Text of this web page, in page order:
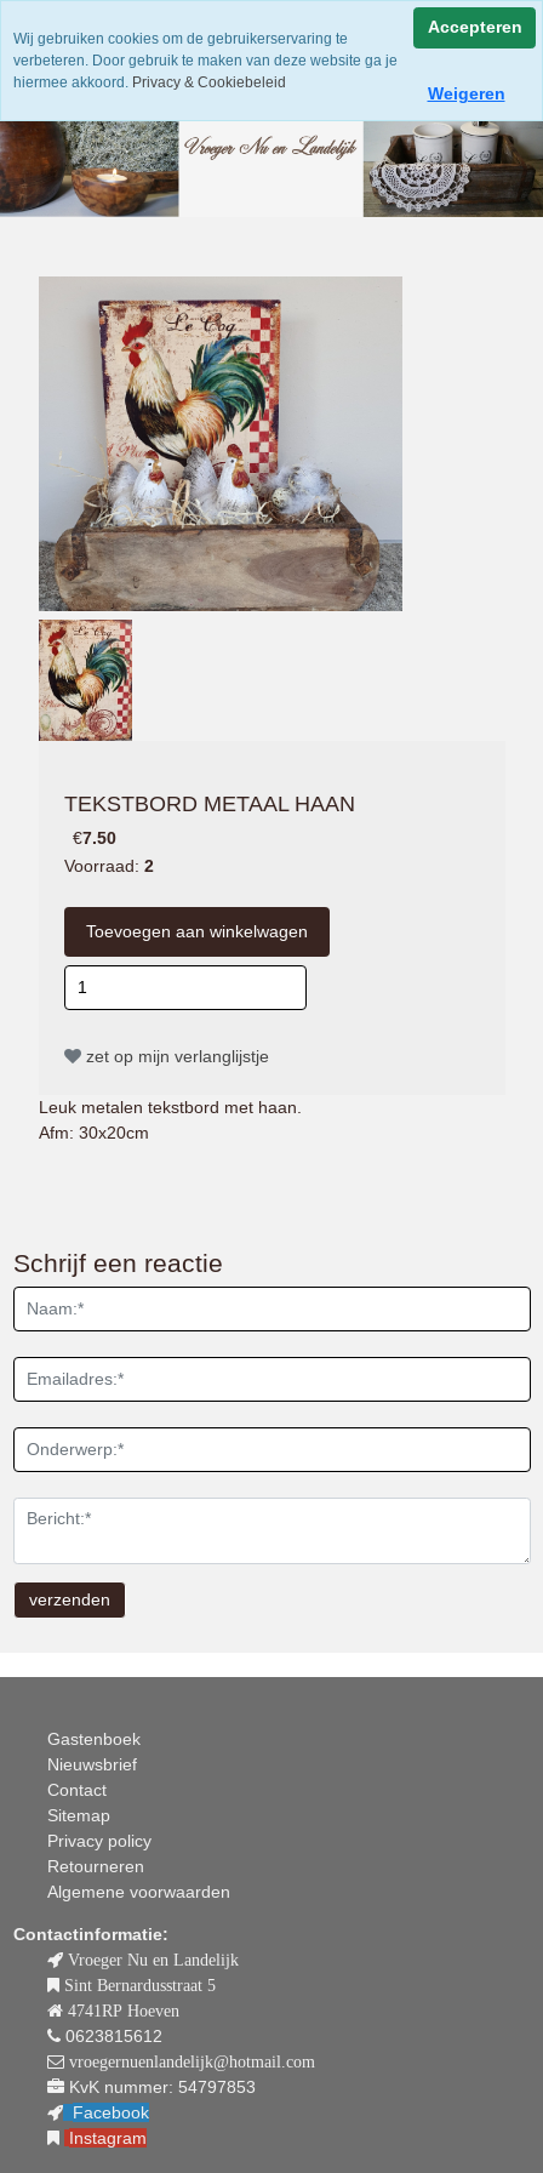
TEKSTBORD METAAL HAAN
€7.50
Voorraad: 2
zet op mijn verlanglijstje
Leuk metalen tekstbord met haan.
Afm: 30x20cm
Schrijf een reactie
Gastenboek
Nieuwsbrief
Contact
Sitemap
Privacy policy
Retourneren
Algemene voorwaarden
Contactinformatie:
Vroeger Nu en Landelijk
Sint Bernardusstraat 5
4741RP Hoeven
0623815612
vroegernuenlandelijk@hotmail.com
KvK nummer: 54797853
Facebook
Instagram
Wij gebruiken cookies om de gebruikerservaring te
verbeteren. Door gebruik te maken van deze website ga je
hiermee akkoord. Privacy & Cookiebeleid
Accepteren
Weigeren